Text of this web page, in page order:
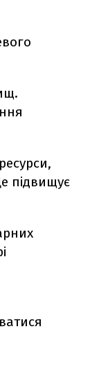
підвищує